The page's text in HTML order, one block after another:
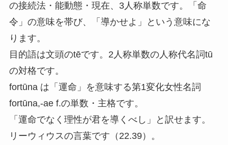
の接続法・能動態・現在、3人称単数です。「命
令」の意味を帯び、「導かせよ」という意味にな
ります。
目的語は文頭のtēです。2人称単数の人称代名詞tū
の対格です。
fortūna は「運命」を意味する第1変化女性名詞
fortūna,-ae f.の単数・主格です。
「運命でなく理性が君を導くべし」と訳せます。
リーウィウスの言葉です（22.39）。